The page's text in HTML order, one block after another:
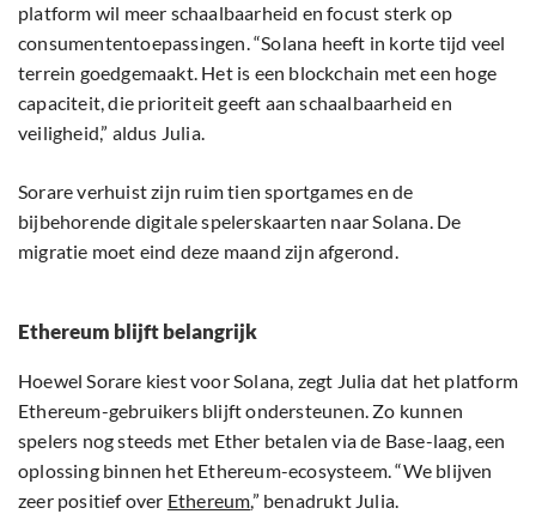
platform wil meer schaalbaarheid en focust sterk op
consumententoepassingen. “Solana heeft in korte tijd veel
terrein goedgemaakt. Het is een blockchain met een hoge
capaciteit, die prioriteit geeft aan schaalbaarheid en
veiligheid,” aldus Julia.
Sorare verhuist zijn ruim tien sportgames en de
bijbehorende digitale spelerskaarten naar Solana. De
migratie moet eind deze maand zijn afgerond.
Ethereum blijft belangrijk
Hoewel Sorare kiest voor Solana, zegt Julia dat het platform
Ethereum-gebruikers blijft ondersteunen. Zo kunnen
spelers nog steeds met Ether betalen via de Base-laag, een
oplossing binnen het Ethereum-ecosysteem. “We blijven
zeer positief over Ethereum,” benadrukt Julia.